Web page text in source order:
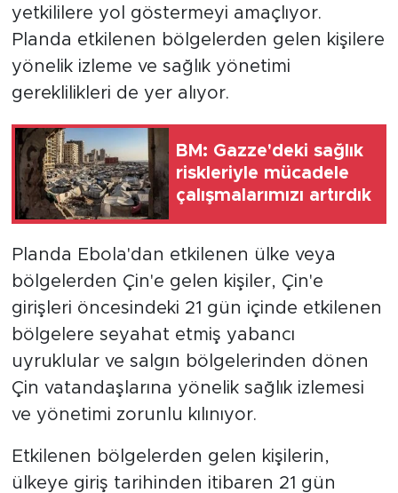
yetkililere yol göstermeyi amaçlıyor.
Planda etkilenen bölgelerden gelen kişilere
yönelik izleme ve sağlık yönetimi
gereklilikleri de yer alıyor.
BM: Gazze'deki sağlık
riskleriyle mücadele
çalışmalarımızı artırdık
Planda Ebola'dan etkilenen ülke veya
bölgelerden Çin'e gelen kişiler, Çin'e
girişleri öncesindeki 21 gün içinde etkilenen
bölgelere seyahat etmiş yabancı
uyruklular ve salgın bölgelerinden dönen
Çin vatandaşlarına yönelik sağlık izlemesi
ve yönetimi zorunlu kılınıyor.
Etkilenen bölgelerden gelen kişilerin,
ülkeye giriş tarihinden itibaren 21 gün